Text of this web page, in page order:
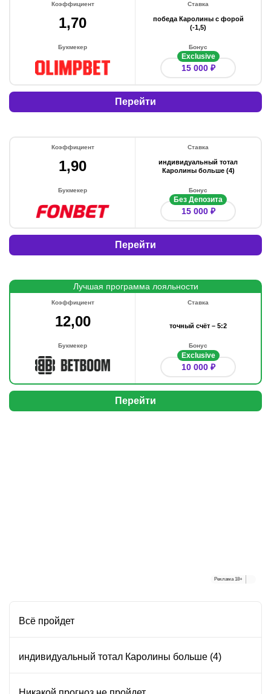
Коэффициент
1,70
Ставка
победа Каролины с форой
(-1,5)
Букмекер Бонус
Exclusive
15 000 ₽
Перейти
Коэффициент
1,90
Ставка
индивидуальный тотал
Каролины больше (4)
Букмекер Бонус
Без Депозита
15 000 ₽
Перейти
Лучшая программа лояльности
Коэффициент
12,00
Ставка
точный счёт – 5:2
Букмекер Бонус
Exclusive
10 000 ₽
Перейти
Реклама 18+
Всё пройдет
индивидуальный тотал Каролины больше (4)